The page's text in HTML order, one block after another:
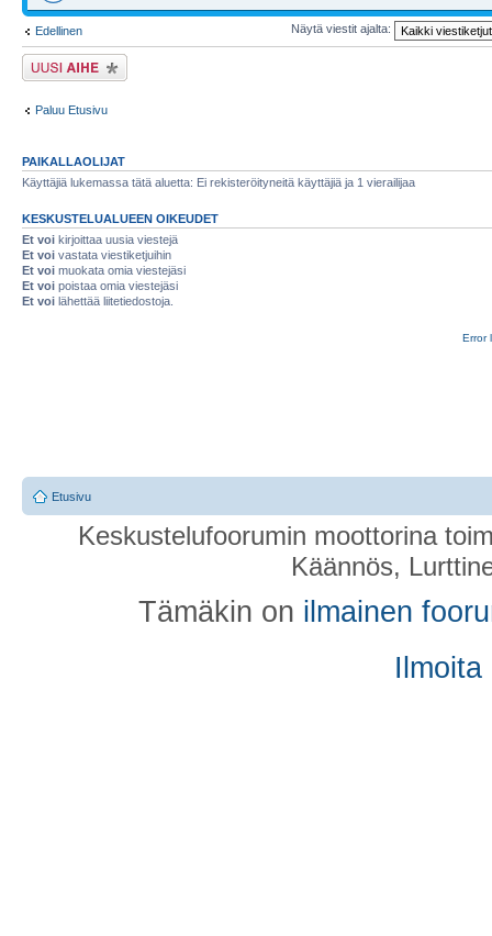
Edellinen Näytä viestit ajalta:
Lähetä uusi viesti
Paluu Etusivu
PAIKALLAOLIJAT
Käyttäjiä lukemassa tätä aluetta: Ei rekisteröityneitä käyttäjiä ja 1 vierailijaa
KESKUSTELUALUEEN OIKEUDET
Et voi kirjoittaa uusia viestejä
Et voi vastata viestiketjuihin
Et voi muokata omia viestejäsi
Et voi poistaa omia viestejäsi
Et voi lähettää liitetiedostoja.
Error
Etusivu
Keskustelufoorumin moottorina
Käännös,
Tämäkin on ilmainen